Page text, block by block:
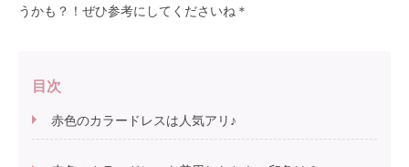
うかも？！ぜひ参考にしてくださいね＊
目次
赤色のカラードレスは人気アリ♪